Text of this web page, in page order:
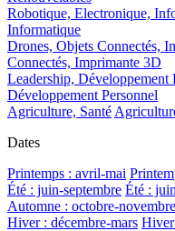
Robotique, Electronique,
Informatique
Drones, Objets Connectés,
Connectés, Imprimante 3D
Leadership, Développement
Développement Personnel
Agriculture, Santé
Dates
Printemps : avril-mai
Été : juin-septembre Été :
Automne : octobre-novembre
Hiver : décembre-mars Hiver